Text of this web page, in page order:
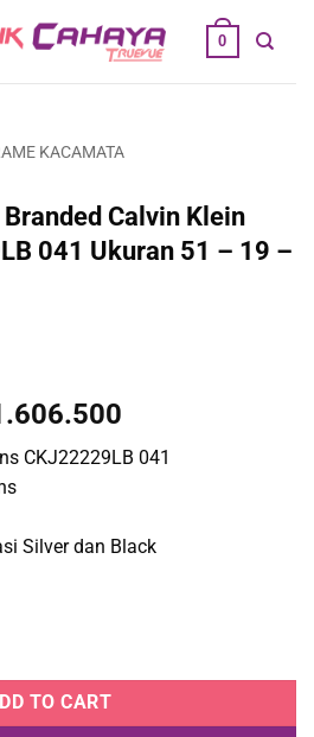
0
KACAMATA
Calvin Klein
041 Ukuran 51 – 19 –
price
is:
CKJ22229LB 041
Silver dan Black
TO CART